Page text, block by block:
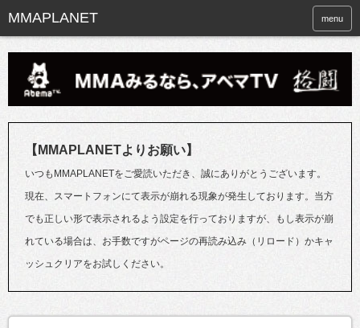
menu
【MMAPLANETよりお願い】
いつもMMAPLANETをご愛読いただき、誠にありがとうございます。
現在、スマートフォンにて表示が崩れる現象が発生しております。当方
でも正しい形で表示されるよう設定を行っておりますが、もし表示が崩
れている場合は、お手数ですがページの再読み込み（リロード）かキャ
ッシュクリアをお試しください。